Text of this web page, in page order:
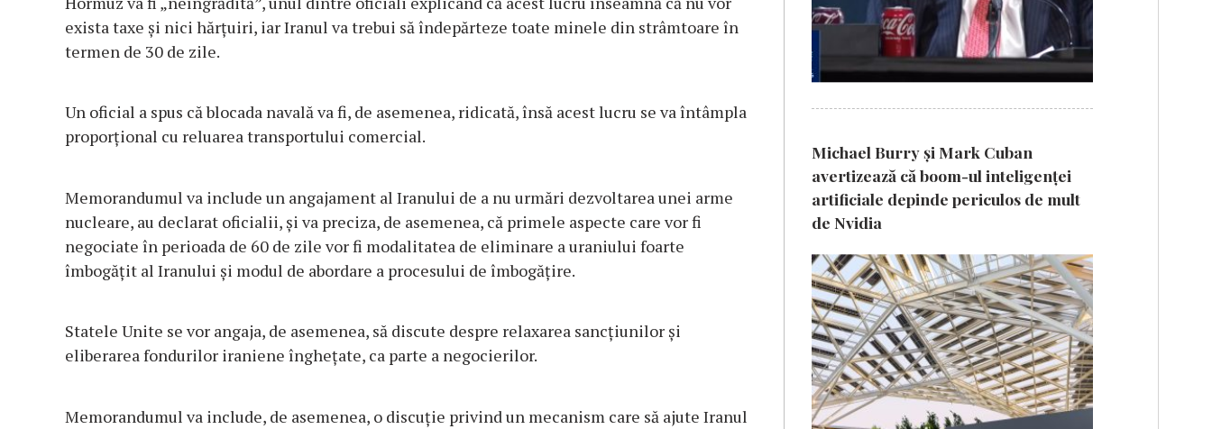
exista taxe și nici hărțuiri, iar Iranul va trebui să îndepărteze toate minele din strâmtoare în
termen de 30 de zile.
Un oficial a spus că blocada navală va fi, de asemenea, ridicată, însă acest lucru se va întâmpla
proporțional cu reluarea transportului comercial.
Memorandumul va include un angajament al Iranului de a nu urmări dezvoltarea unei arme
nucleare, au declarat oficialii, și va preciza, de asemenea, că primele aspecte care vor fi
negociate în perioada de 60 de zile vor fi modalitatea de eliminare a uraniului foarte
îmbogățit al Iranului și modul de abordare a procesului de îmbogățire.
Statele Unite se vor angaja, de asemenea, să discute despre relaxarea sancțiunilor și
eliberarea fondurilor iraniene înghețate, ca parte a negocierilor.
Memorandumul va include, de asemenea, o discuție privind un mecanism care să ajute Iranul
Michael Burry și Mark Cuban
avertizează că boom-ul inteligenței
artificiale depinde periculos de mult
de Nvidia